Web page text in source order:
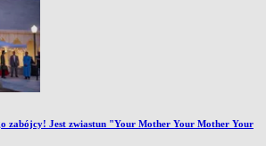
zabójcy! Jest zwiastun "Your Mother Your Mother Your